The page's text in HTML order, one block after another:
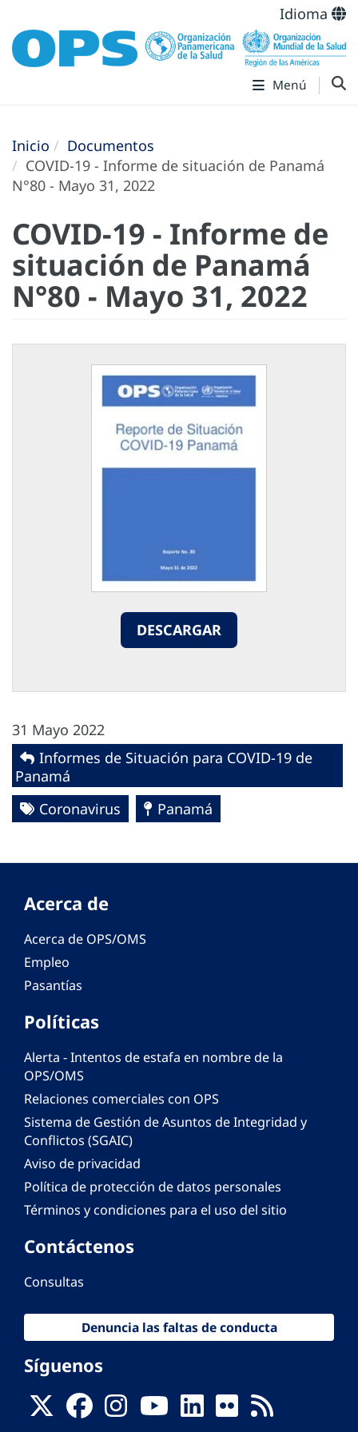
Idioma
Menú
Inicio
Documentos
COVID-19 - Informe de situación de Panamá
N°80 - Mayo 31, 2022
COVID-19 - Informe de
situación de Panamá
N°80 - Mayo 31, 2022
DESCARGAR
31 Mayo 2022
Informes de Situación para COVID-19 de
Panamá
Coronavirus
Panamá
Acerca de
Acerca de OPS/OMS
Empleo
Pasantías
Políticas
Alerta - Intentos de estafa en nombre de la
OPS/OMS
Relaciones comerciales con OPS
Sistema de Gestión de Asuntos de Integridad y
Conflictos (SGAIC)
Aviso de privacidad
Política de protección de datos personales
Términos y condiciones para el uso del sitio
Contáctenos
Consultas
Denuncia las faltas de conducta
Síguenos